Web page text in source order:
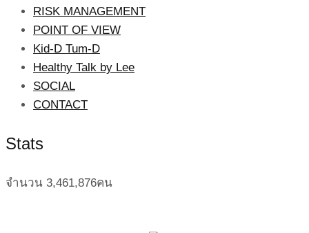
RISK MANAGEMENT
POINT OF VIEW
Kid-D Tum-D
Healthy Talk by Lee
SOCIAL
CONTACT
Stats
จำนวน 3,461,876คน